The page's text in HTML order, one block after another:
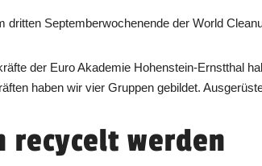
dritten Septemberwochenende der World
der Euro Akademie Hohenstein-Ernstthal
haben wir vier Gruppen gebildet.
recycelt werden